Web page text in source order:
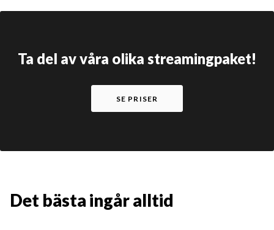
Ta del av våra olika streamingpaket!
SE PRISER
Det bästa ingår alltid